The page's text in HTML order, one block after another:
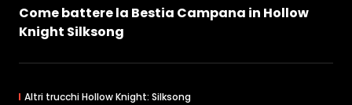
Come battere la Bestia Campana in Hollow
Knight Silksong
Altri trucchi Hollow Knight: Silksong